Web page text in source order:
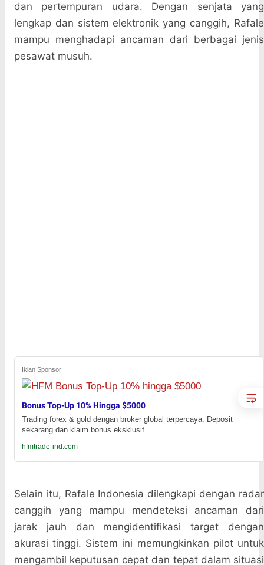
dan pertempuran udara. Dengan senjata yang
lengkap dan sistem elektronik yang canggih, Rafale
mampu menghadapi ancaman dari berbagai jenis
pesawat musuh.
Iklan Sponsor
Bonus Top-Up 10% Hingga $5000
Trading forex & gold dengan broker global terpercaya. Deposit
sekarang dan klaim bonus eksklusif.
hfmtrade-ind.com
Selain itu, Rafale Indonesia dilengkapi dengan radar
canggih yang mampu mendeteksi ancaman dari
jarak jauh dan mengidentifikasi target dengan
akurasi tinggi. Sistem ini memungkinkan pilot untuk
mengambil keputusan cepat dan tepat dalam situasi